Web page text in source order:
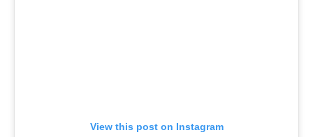
View this post on Instagram